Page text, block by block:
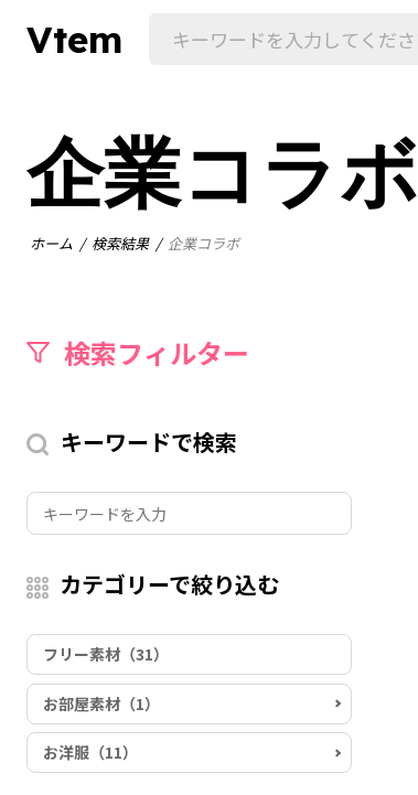
Vtem
企業コラボ
ホーム 検索結果 企業コラボ
検索フィルター
キーワードで検索
カテゴリーで絞り込む
フリー素材（31）
お部屋素材（1）
お洋服（11）